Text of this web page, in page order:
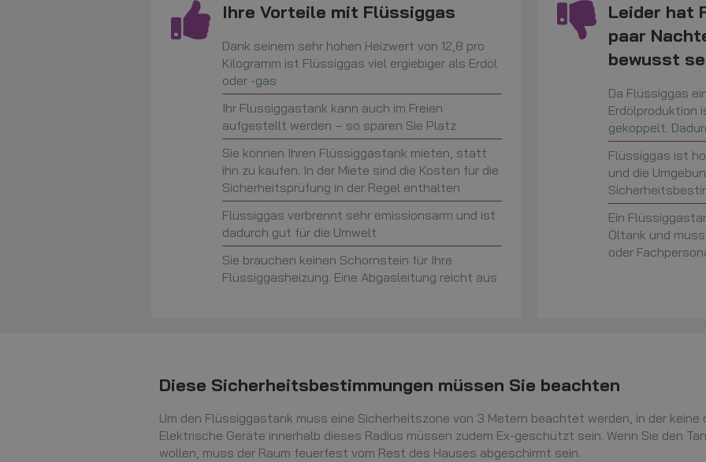
Ihre Vorteile mit Flüssiggas
Dank seinem sehr hohen Heizwert von 12,8 pro
Kilogramm ist Flüssiggas viel ergiebiger als Erdöl
oder -gas
Ihr Flüssiggastank kann auch im Freien
aufgestellt werden – so sparen Sie Platz
Sie können Ihren Flüssiggastank mieten, statt
ihn zu kaufen. In der Miete sind die Kosten für die
Sicherheitsprüfung in der Regel enthalten
Flüssiggas verbrennt sehr emissionsarm und ist
dadurch gut für die Umwelt
Sie brauchen keinen Schornstein für Ihre
Flüssiggasheizung. Eine Abgasleitung reicht aus
Leider hat
paar
bewusst
Da Flüssiggas
Erdölproduktion
gekoppelt.
Flüssiggas ist
und die
Ein
Öltank und
oder
Diese Sicherheitsbestimmungen müssen Sie beachten
Um den Flüssiggastank muss eine Sicherheitszone von 3 Metern beachtet werden, in der keine
Elektrische Geräte innerhalb dieses Radius müssen zudem Ex-geschützt sein. Wenn Sie den
wollen, muss der Raum feuerfest vom Rest des Hauses abgeschirmt sein.